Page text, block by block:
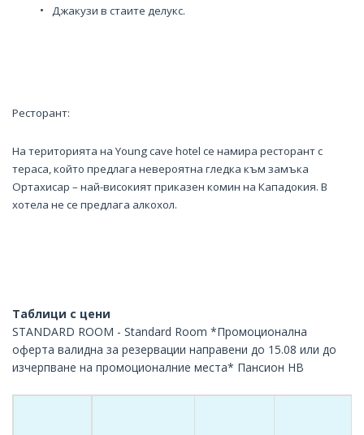
Джакузи в стаите делукс.
Ресторант:
На територията на Young cave hotel се намира ресторант с
тераса, който предлага невероятна гледка към замъка
Ортахисар – най-високият приказен комин на Кападокия. В
хотела не се предлага алкохол.
Таблици с цени
STANDARD ROOM - Standard Room *Промоционална
оферта валидна за резервации направени до 15.08 или до
изчерпване на промоционалние места* Пансион HB